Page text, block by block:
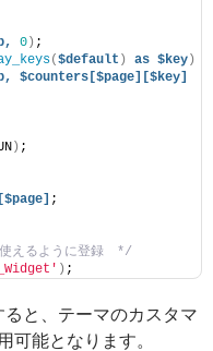
0 ) ;
($default ) as $key )
$counters[$page][$key]
) ;
;
えるように登録　*/
) ;
と、テーマのカスタマ
可能となります。